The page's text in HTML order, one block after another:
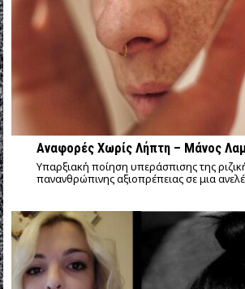
Αναφορές Χωρίς Λήπτη – Μάνος
Υπαρξιακή ποίηση υπεράσπισης της
πανανθρώπινης αξιοπρέπειας σε μια